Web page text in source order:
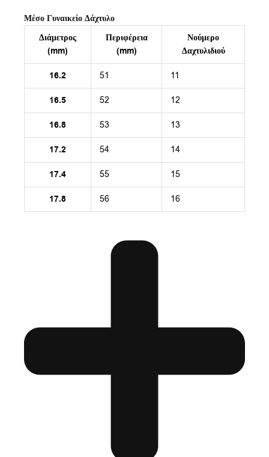
Μέσο Γυναικείο Δάχτυλο
Διάμετρος
(mm)
Περιφέρεια
(mm)
Νούμερο
Δαχτυλιδιού
16.2 51 11
16.5 52 12
16.8 53 13
17.2 54 14
17.4 55 15
17.8 56 16